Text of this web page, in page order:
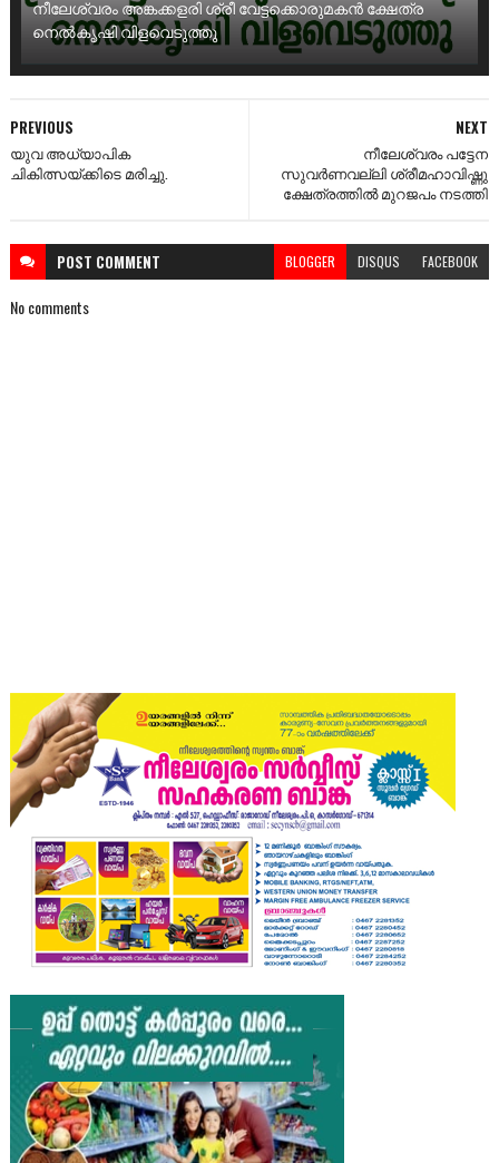
നീലേശ്വരം അങ്കക്കളരി ശ്രീ വേട്ടക്കൊരുമകൻ ക്ഷേത്ര
നെൽകൃഷി വിളവെടുത്തു
NEXT
നീലേശ്വരം പട്ടേന
സുവർണവല്ലി ശ്രീമഹാവിഷ്ണു
ക്ഷേത്രത്തിൽ മുറജപം നടത്തി
PREVIOUS
യുവ അധ്യാപിക
ചികിത്സയ്ക്കിടെ മരിച്ചു.
POST COMMENT BLOGGER DISQUS FACEBOOK
No comments